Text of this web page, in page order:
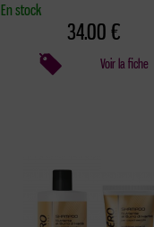
En stock
34.00 €
Voir la fiche